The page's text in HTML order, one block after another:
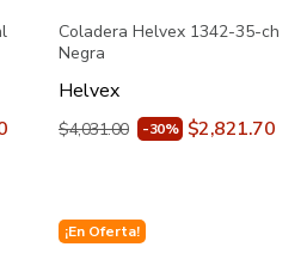
Coladera Helvex 1342-35-ch
Negra
Helvex
$4,031.00 -30% $2,821.70
¡En Oferta!